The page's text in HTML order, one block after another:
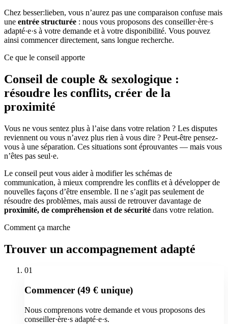
Chez besser:lieben, vous n’aurez pas une comparaison confuse mais
une entrée structurée : nous vous proposons des conseiller·ère·s
adapté·e·s à votre demande et à votre disponibilité. Vous pouvez
ainsi commencer directement, sans longue recherche.
Ce que le conseil apporte
Conseil de couple & sexologique :
résoudre les conflits, créer de la
proximité
Vous ne vous sentez plus à l’aise dans votre relation ? Les disputes
reviennent ou vous n’avez plus rien à vous dire ? Peut-être pensez-
vous à une séparation. Ces situations sont éprouvantes — mais vous
n’êtes pas seul·e.
Le conseil peut vous aider à modifier les schémas de
communication, à mieux comprendre les conflits et à développer de
nouvelles façons d’être ensemble. Il ne s’agit pas seulement de
résoudre des problèmes, mais aussi de retrouver davantage de
proximité, de compréhension et de sécurité dans votre relation.
Comment ça marche
Trouver un accompagnement adapté
01
Commencer (49 € unique)
Nous comprenons votre demande et vous proposons des
conseiller·ère·s adapté·e·s.